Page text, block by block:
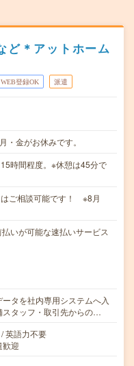
ど＊アットホーム
WEB登録OK 派遣
金がお休みです。
時間程度。※休憩は45分で
ご相談可能です！ ※8月
いが可能な速払いサービス
タを社内専用システムへ入
スタッフ・取引先からの…
英語力不要
迎